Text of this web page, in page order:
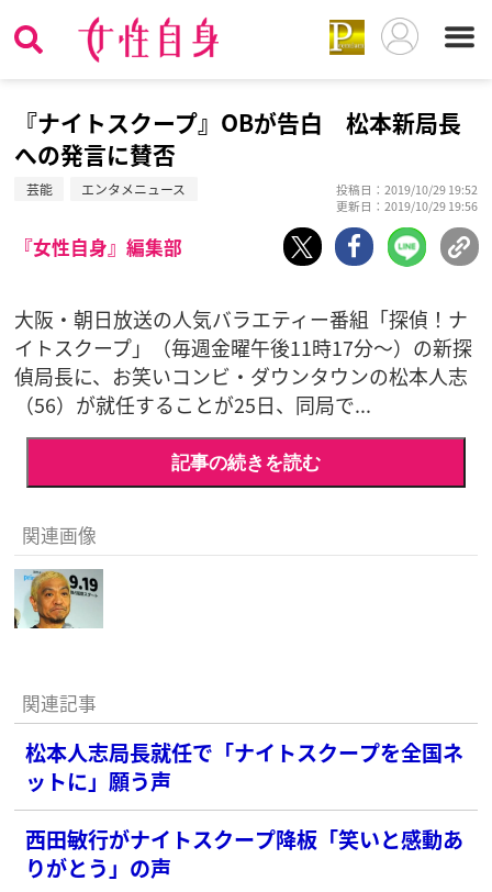
『ナイトスクープ』OBが告白 松本新局長
への発言に賛否
芸能 エンタメニュース
投稿日：2019/10/29 19:52
更新日：2019/10/29 19:56
『女性自身』編集部
大阪・朝日放送の人気バラエティー番組「探偵！ナ
イトスクープ」（毎週金曜午後11時17分～）の新探
偵局長に、お笑いコンビ・ダウンタウンの松本人志
（56）が就任することが25日、同局で...
記事の続きを読む
関連画像
関連記事
松本人志局長就任で「ナイトスクープを全国ネ
ットに」願う声
西田敏行がナイトスクープ降板「笑いと感動あ
りがとう」の声